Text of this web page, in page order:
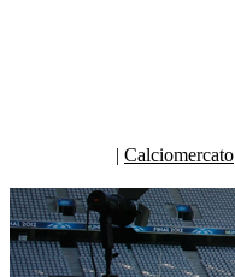
| Calciomercato